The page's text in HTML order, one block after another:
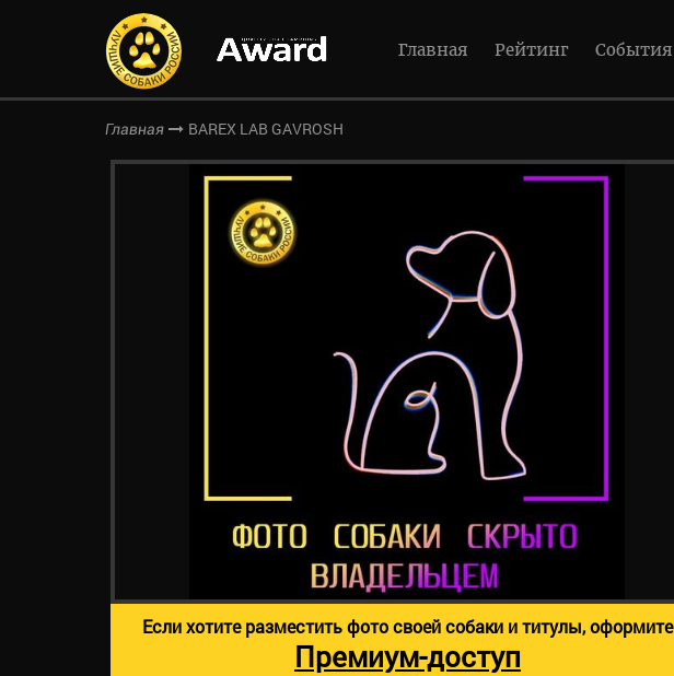
Главная Рейтинг События
Главная BAREX LAB GAVROSH
Если хотите разместить фото своей собаки и титулы, оформите
Премиум-доступ